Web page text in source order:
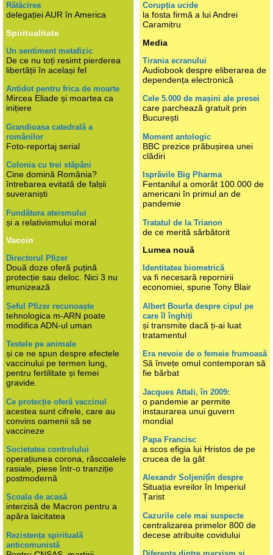
Rătăcirea
delegației AUR în America
Spiritualitate
Un sentiment metafizic
De ce nu toți resimt pierderea
libertății în același fel
Antidot pentru frica de moarte
Mircea Eliade și moartea ca
inițiere
Grandioasa catedrală a
românilor
Foto-reportaj serial
Colonia cu trei stăpâni
Cine domină România?
întrebarea evitată de falșii
suveraniști
Fundătura ateismului
și a relativismului moral
Vaccin
Directorul Pfizer
Două doze oferă puțină
protecție sau deloc. Nici 3 nu
imunizează
Șeful Pfizer recunoaște
tehnologica m-ARN poate
modifica ADN-ul uman
Testele pe animale
și ce ne spun despre efectele
vaccinului pe termen lung,
pentru fertilitate și femei
gravide.
Ce protecție oferă vaccinul
acestea sunt cifrele, care au
convins oamenii să se
vaccineze
Societatea controlului
operațiunea corona, răscoalele
rasiale, piese într-o tranziție
postmodernă
Școala de acasă
interzisă de Macron pentru a
apăra laicitatea
Rezistența spirituală
anticomunistă
Corupția ucide
la fosta firmă a lui Andrei
Caramitru
Media
Tirania ecranului
Audiobook despre eliberarea de
dependența electronică
Cele 5.000 de mașini ale presei
care parchează gratuit prin
București
Moment antologic
BBC prezice prăbușirea unei
clădiri
Isprăvile Big Pharma
Fentanilul a omorât 100.000 de
americani în primul an de
pandemie
Tratatul de la Trianon
de ce merită sărbătorit
Lumea nouă
Identitatea biometrică
va fi necesară repornirii
economiei, spune Tony Blair
Albert Bourla despre cipul pe
care îl înghiți
și transmite dacă ți-ai luat
tratamentul
Era nevoie de o femeie frumoasă
Să învețe omul contemporan să
fie bărbat
Jacques Attali, în 2009:
o pandemie ar permite
instaurarea unui guvern
mondial
Papa Francisc
a scos efigia lui Hristos de pe
crucea de la gât
Alexandr Soljenițîn despre
Situația evreilor în Imperiul
Țarist
Cazurile cele mai suspecte
centralizarea primelor 800 de
decese atribuite covidului